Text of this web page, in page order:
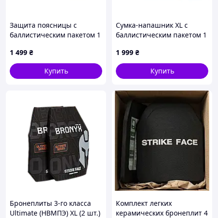
Защита поясницы с
баллистическим пакетом 1
1 499 ₴
Купить
Сумка-напашник XL с
баллистическим пакетом 1
Сordura Pixel
1 999 ₴
Купить
Бронеплиты 3-го класса
Ultimate (НВМПЭ) XL (2 шт.)
Комплект легких
керамических бронеплит 4